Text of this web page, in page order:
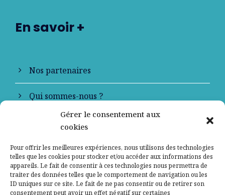
Gérer le consentement aux
cookies
Pour offrir les meilleures expériences, nous utilisons des technologies
telles que les cookies pour stocker et/ou accéder aux informations des
appareils. Le fait de consentir à ces technologies nous permettra de
traiter des données telles que le comportement de navigation ou les
ID uniques sur ce site. Le fait de ne pas consentir ou de retirer son
consentement peut avoir un effet négatif sur certaines
En savoir +
Nos partenaires
Qui sommes-nous ?
Contactez-nous
Mentions légales
Politique de confidentialité